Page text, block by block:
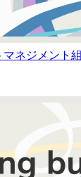
ネジメント